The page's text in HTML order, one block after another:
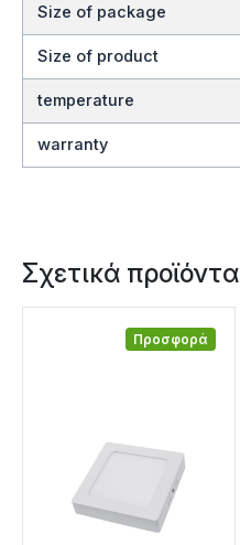
Size of package
Size of product
temperature
warranty
Σχετικά προϊόντα
Προσφορά